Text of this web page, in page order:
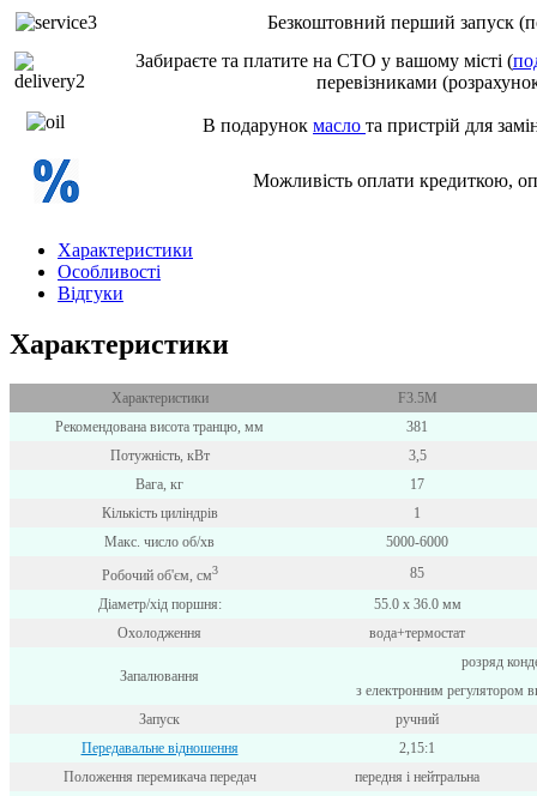
Безкоштовний перший запуск
Забираєте та платите на СТО у вашому місті (
перевізниками
В подарунок масло та пристрій для
Можливість оплати кредиткою,
Характеристики
Особливості
Відгуки
Характеристики
Характеристики
F3.5M
Рекомендована висота транцю, мм
381
Потужність, кВт
3,5
Вага, кг
17
Кількість циліндрів
1
Макс. число об/хв
5000-6000
Робочий об'єм, см3
85
Діаметр/хід поршня:
55.0 х 36.0 мм
Охолодження
вода+термостат
Запалювання
розряд
з електронним регулятором
Запуск
ручний
Передавальне відношення
2,15:1
Положення перемикача передач
передня і нейтральна